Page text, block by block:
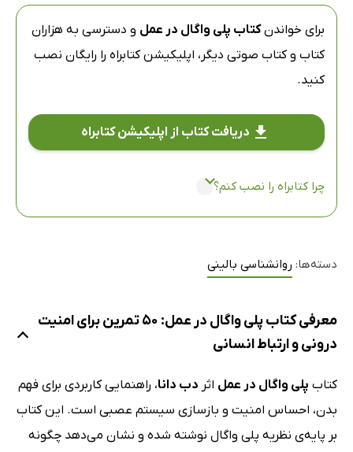
برای خواندنکتاب پلی واگال در عمل و دسترسی به هزاران
کتاب و کتاب صوتی دیگر، اپلیکیشن کتابراه را رایگان نصب
کنید.
دریافت کتاب از اپلیکیشن کتابراه
چرا کتابراه را نصب کنم؟
دسته‌ها: روانشناسی بالینی
معرفی کتاب پلی واگال در عمل: 50 تمرین برای امنیت
درونی و ارتباط انسانی
کتاب پلی واگال در عمل اثر دب دانا، راهنمایی کاربردی برای فهم
بدن، احساس امنیت و بازسازی سیستم عصبی است. این کتاب
بر پایه‌ی نظریه پلی واگال نوشته شده و نشان می‌دهد چگونه